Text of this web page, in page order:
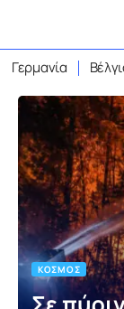
Γερμανία
ΚΌΣΜΟΣ